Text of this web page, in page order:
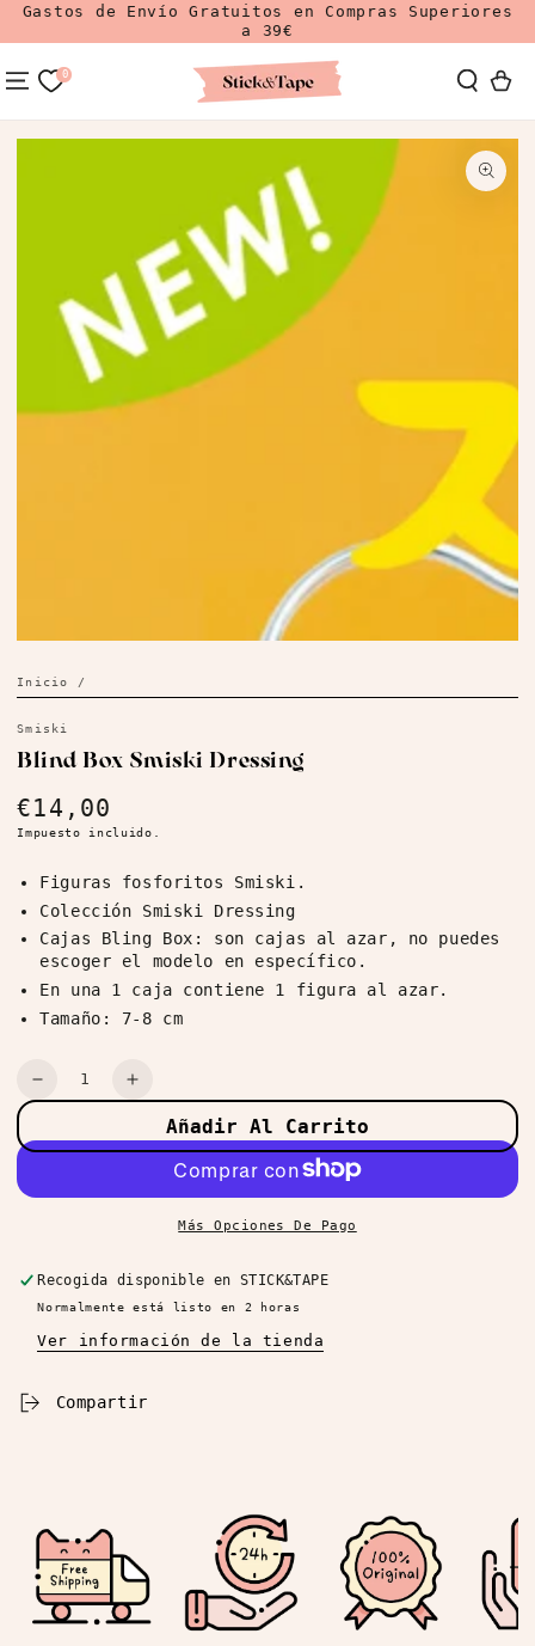
Ir Al Contenido
Gastos de Envío Gratuitos en Compras Superiores
a 39€
0 Carrito
Ir A La
Inicio /
Smiski
Blind Box Smiski Dressing
Precio
regular
€14,00
Impuesto incluido.
Figuras fosforitos Smiski.
Colección Smiski Dressing
Cajas Bling Box: son cajas al azar, no puedes
escoger el modelo en específico.
En una 1 caja contiene 1 figura al azar.
Tamaño: 7-8 cm
Cantidad
Reducir
para
Aumentar
para
Dressing
Añadir Al Carrito
Más Opciones De Pago
Recogida disponible enSTICK&TAPE
Normalmente está listo en 2 horas
Ver información de la tienda
Compartir